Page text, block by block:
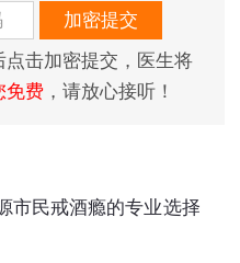
击加密提交，医生将
免费，请放心接听！
市民戒酒瘾的专业选择